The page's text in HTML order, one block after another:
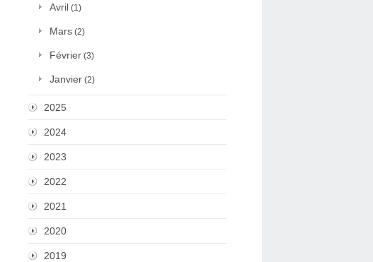
Avril (1)
Mars (2)
Février (3)
Janvier (2)
2025
2024
2023
2022
2021
2020
2019